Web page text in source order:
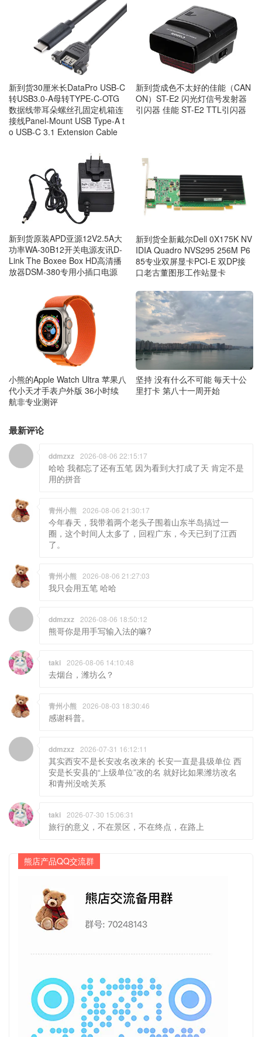
新到货30厘米长DataPro USB-C
转USB3.0-A母转TYPE-C-OTG
数据线带耳朵螺丝孔固定机箱连
接线Panel-Mount USB Type-A t
o USB-C 3.1 Extension Cable
新到货成色不太好的佳能（CAN
ON）ST-E2 闪光灯信号发射器
引闪器 佳能 ST-E2 TTL引闪器
新到货原装APD亚源12V2.5A大
功率WA-30B12开关电源友讯D-
Link The Boxee Box HD高清播
放器DSM-380专用小插口电源
新到货全新戴尔Dell 0X175K NV
IDIA Quadro NVS295 256M P6
85专业双屏显卡PCI-E 双DP接
口老古董图形工作站显卡
小熊的Apple Watch Ultra 苹果八
代小天才手表户外版 36小时续
航非专业测评
坚持 没有什么不可能 毎天十公
里打卡 第八十一周开始
最新评论
ddmzxz 2026-08-06 22:15:17
哈哈 我都忘了还有五笔 因为看到大打成了天 肯定不是
用的拼音
青州小熊 2026-08-06 21:30:17
今年春天，我带着两个老头子围着山东半岛搞过一
圈，这个时间人太多了，回程广东，今天已到了江西
了。
青州小熊 2026-08-06 21:27:03
我只会用五笔 哈哈
ddmzxz 2026-08-06 18:50:12
熊哥你是用手写输入法的嘛?
taki 2026-08-06 14:10:48
去烟台，潍坊么？
青州小熊 2026-08-03 18:30:46
感谢科普。
ddmzxz 2026-07-31 16:12:11
其实西安不是长安改名改来的 长安一直是县级单位 西
安是长安县的“上级单位”改的名 就好比如果潍坊改名
和青州没啥关系
taki 2026-07-30 15:06:31
旅行的意义，不在景区，不在终点，在路上
熊店产品QQ交流群